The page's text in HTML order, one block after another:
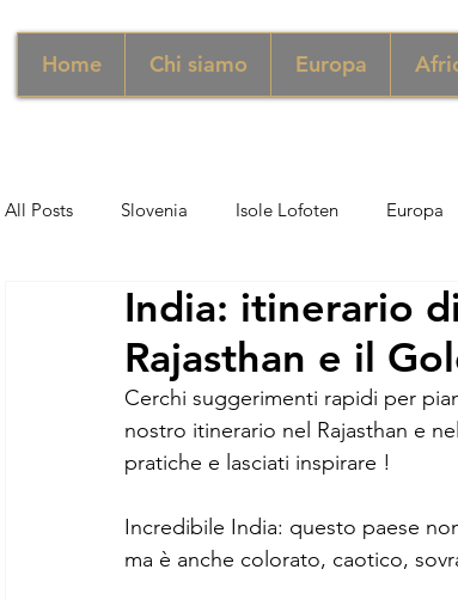
Home Chi siamo Europa
All Posts Slovenia Isole Lofoten Europa
Middle East Emirati Singapore
Sud Africa Africa Ungheria Perù
India: itinerario
Rajasthan e il
Cerchi suggerimenti rapidi per
nostro itinerario nel Rajasthan e
pratiche e lasciati inspirare !
Incredibile India: questo paese
ma è anche colorato, caotico,